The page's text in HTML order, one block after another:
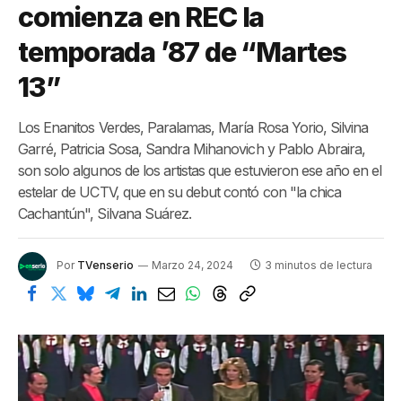
comienza en REC la
temporada ’87 de “Martes
13”
Los Enanitos Verdes, Paralamas, María Rosa Yorio, Silvina
Garré, Patricia Sosa, Sandra Mihanovich y Pablo Abraira,
son solo algunos de los artistas que estuvieron ese año en el
estelar de UCTV, que en su debut contó con "la chica
Cachantún", Silvana Suárez.
Por TVenserio Marzo 24, 2024 3 minutos de lectura